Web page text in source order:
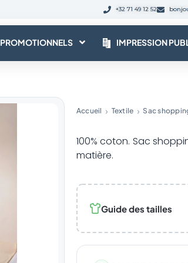
+32 71 49 12 52
IMPRESSION
Accueil Textile Sac
100% coton. Sac
matière.
Guide des tailles